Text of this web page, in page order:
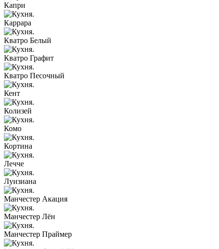
Капри
Каррара
Кватро Белый
Кватро Графит
Кватро Песочный
Кент
Колизей
Комо
Кортина
Лечче
Луизиана
Манчестер Акация
Манчестер Лён
Манчестер Праймер